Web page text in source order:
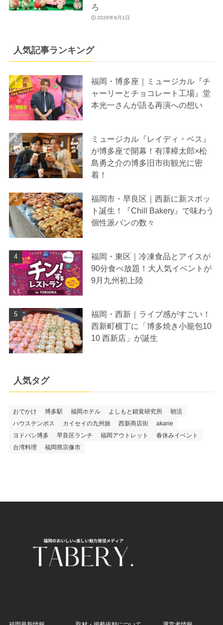
ろ
2026年8月1日
人気記事ランキング
福岡・博多座｜ミュージカル『チ
ャーリーとチョコレート工場』堂
本光一さんが語る再演への想い
ミュージカル『レイディ・ベス』
が博多座で開幕！有澤樟太郎×松
島勇之介の博多旧市街観光に密
着！
福岡市・早良区｜西新に新スポッ
ト誕生！『Chill Bakery』で味わう
個性派パンの数々
福岡・東区｜冷凍食品とアイスが
90分食べ放題！大人気イベントが
9月九州初上陸
福岡・西新｜ライブ感がすごい！
西新町横丁に「博多焼き小籠包10
10 西新店」が誕生
人気タグ
おでかけ 博多駅 福岡ホテル よしもと錯覚研究所
朝活
ハウステンボス
カイセイの九州旅 西新商店街
akane
ヨドバシ博多
早良区ランチ 福岡アウトレット
春休みイベント
台湾料理
福岡県宗像市